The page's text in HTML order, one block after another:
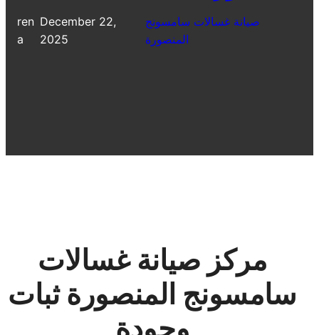
ren
a
December 22,
2025
صيانة غسالات سامسونج
المنصورة
مركز صيانة غسالات
سامسونج المنصورة ثبات